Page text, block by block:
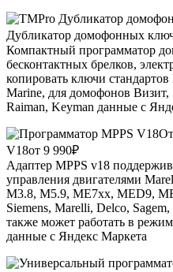
Дубликатор домофонных
Компактный программатор
бесконтактных брелков,
копировать ключи
Marine, для домофонов
Raiman, Keyman данные с
V18от 9 990₽
Адаптер MPPS v18
управления двигателями
M3.8, M5.9, ME7xx, MED9,
Siemens, Marelli, Delco,
также может работать в
данные с Яндекс Маркета